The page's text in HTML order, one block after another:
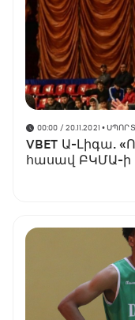
00:00 / 20.11.2021 • ՍՊՈՐՏ
VBET Ա-Լիգա.
հասավ ԲԿՄԱ-ի